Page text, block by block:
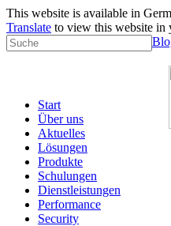
This website is available in
Translate to view this website in
Start
Über uns
Aktuelles
Lösungen
Produkte
Schulungen
Dienstleistungen
Performance
Security